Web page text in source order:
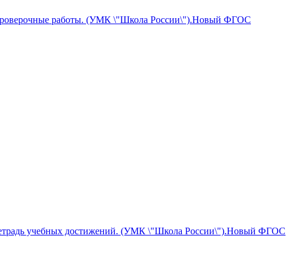
работы. (УМК \"Школа России\").Новый ФГОС
учебных достижений. (УМК \"Школа России\").Новый ФГОС